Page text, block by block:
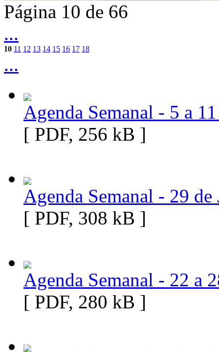
Página 10 de 66
...
10 11 12 13 14 15 16 17 18
...
Agenda Semanal - 5 a
[ PDF, 256 kB ]
Agenda Semanal - 29
[ PDF, 308 kB ]
Agenda Semanal - 22 a
[ PDF, 280 kB ]